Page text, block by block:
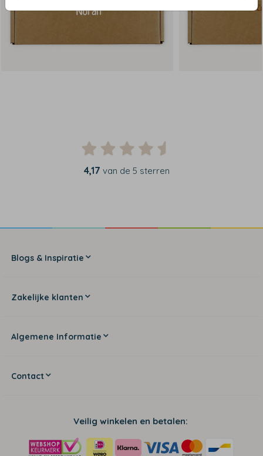
4,17 van de 5 sterren
Blogs & Inspiratie
Zakelijke klanten
Algemene Informatie
Contact
Veilig winkelen en betalen: